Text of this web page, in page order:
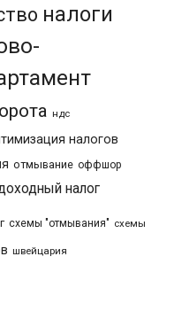
налоги
ндс
налогов
отмывание оффшор
налог
схемы "отмывания" схемы
швейцария